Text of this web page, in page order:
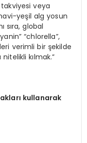
veya
yeşil alg yosun
sıra, global
“chlorella”,
verimli bir şekilde
kılmak.”
kullanarak